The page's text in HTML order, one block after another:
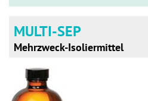
MULTI-SEP
Mehrzweck-Isoliermittel